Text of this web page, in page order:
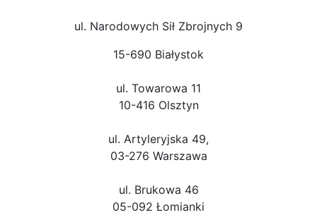
ul. Narodowych Sił Zbrojnych 9
15-690 Białystok
ul. Towarowa 11
10-416 Olsztyn
ul. Artyleryjska 49,
03-276 Warszawa
ul. Brukowa 46
05-092 Łomianki